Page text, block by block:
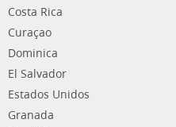
Costa Rica
Curaçao
Dominica
El Salvador
Estados Unidos
Granada